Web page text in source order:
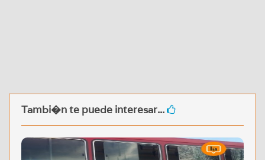
Tambi�n te puede interesar...